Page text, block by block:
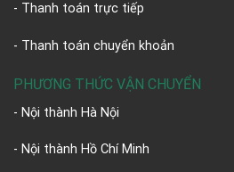
- Thanh toán trực tiếp
- Thanh toán chuyển khoản
PHƯƠNG THỨC VẬN CHUYỂN
- Nội thành Hà Nội
- Nội thành Hồ Chí Minh